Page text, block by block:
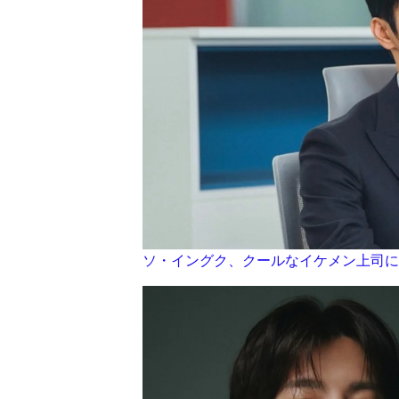
ソ・イングク、クールなイケメン上司